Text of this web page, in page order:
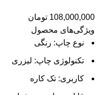
108,000,000 تومان
ویژگی‌های محصول
نوع چاپ: رنگی
تکنولوژی چاپ: لیزری
کاربری: تک کاره